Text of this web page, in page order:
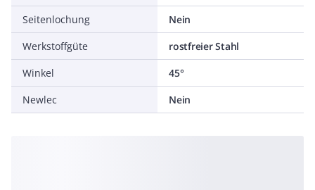
Seitenlochung
Nein
Werkstoffgüte
rostfreier Stahl
Winkel
45°
Newlec
Nein